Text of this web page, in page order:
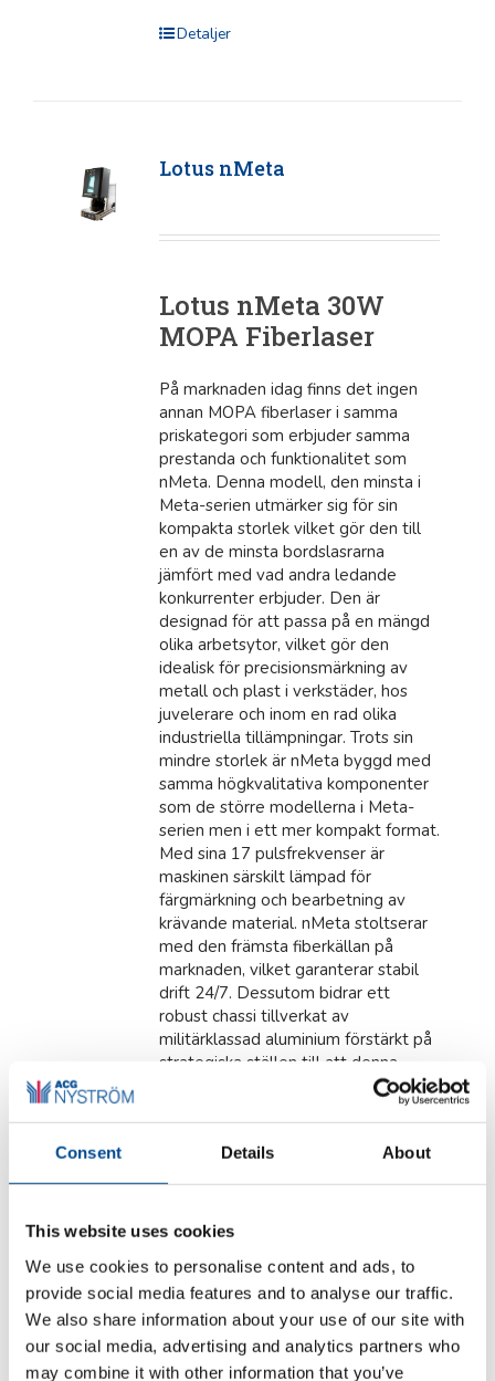
Consent Details About
This website uses cookies
We use cookies to personalise content and ads, to
provide social media features and to analyse our traffic.
We also share information about your use of our site with
our social media, advertising and analytics partners who
may combine it with other information that you’ve
Detaljer
Lotus nMeta
Lotus nMeta 30W
MOPA Fiberlaser
På marknaden idag finns det ingen
annan MOPA fiberlaser i samma
priskategori som erbjuder samma
prestanda och funktionalitet som
nMeta. Denna modell, den minsta i
Meta-serien utmärker sig för sin
kompakta storlek vilket gör den till
en av de minsta bordslasrarna
jämfört med vad andra ledande
konkurrenter erbjuder. Den är
designad för att passa på en mängd
olika arbetsytor, vilket gör den
idealisk för precisionsmärkning av
metall och plast i verkstäder, hos
juvelerare och inom en rad olika
industriella tillämpningar. Trots sin
mindre storlek är nMeta byggd med
samma högkvalitativa komponenter
som de större modellerna i Meta-
serien men i ett mer kompakt format.
Med sina 17 pulsfrekvenser är
maskinen särskilt lämpad för
färgmärkning och bearbetning av
krävande material. nMeta stoltserar
med den främsta fiberkällan på
marknaden, vilket garanterar stabil
drift 24/7. Dessutom bidrar ett
robust chassi tillverkat av
militärklassad aluminium förstärkt på
strategiska ställen till att denna
enastående prestanda utan även
Fiberlaser MOPA
Utmärkt pris /
36 månaders garanti på maskin
och lasertub
https://youtu.be/R29pBs8cLWk?
si=WM3pPNUsJKrTxmykFör fler
videor följ vår kanal på YouTube